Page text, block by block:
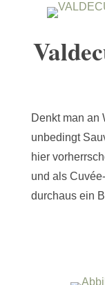
Denkt man an
unbedingt
hier
und als
durchaus ein